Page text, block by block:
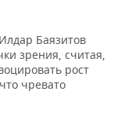
Баязитов
зрения, считая,
рост
чревато